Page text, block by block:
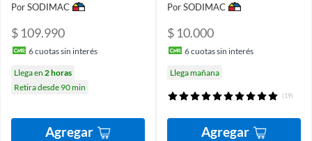
Por SODIMAC
$ 109.990
6cuotas sin interés
Llega en 2 horas
Retira desde 90 min
Agregar
Por SODIMAC
$ 10.000
6cuotas sin interés
Llega mañana
(19)
Agregar